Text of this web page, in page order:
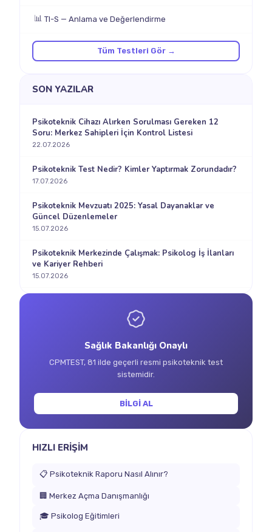
📊 TI-S — Anlama ve Değerlendirme
Tüm Testleri Gör →
SON YAZILAR
Psikoteknik Cihazı Alırken Sorulması Gereken 12
Soru: Merkez Sahipleri İçin Kontrol Listesi
22.07.2026
Psikoteknik Test Nedir? Kimler Yaptırmak Zorundadır?
17.07.2026
Psikoteknik Mevzuatı 2025: Yasal Dayanaklar ve
Güncel Düzenlemeler
15.07.2026
Psikoteknik Merkezinde Çalışmak: Psikolog İş İlanları
ve Kariyer Rehberi
15.07.2026
Sağlık Bakanlığı Onaylı
CPMTEST, 81 ilde geçerli resmi psikoteknik test
sistemidir.
BİLGİ AL
HIZLI ERİŞİM
📋 Psikoteknik Raporu Nasıl Alınır?
🏢 Merkez Açma Danışmanlığı
🎓 Psikolog Eğitimleri